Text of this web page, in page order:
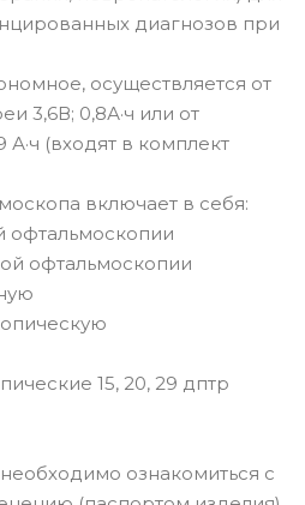
диагнозов при
осуществляется от
3,6В; 0,8А·ч или от
А·ч (входят в комплект
включает в себя:
офтальмоскопии
офтальмоскопии
15, 20, 29 дптр
ознакомиться с